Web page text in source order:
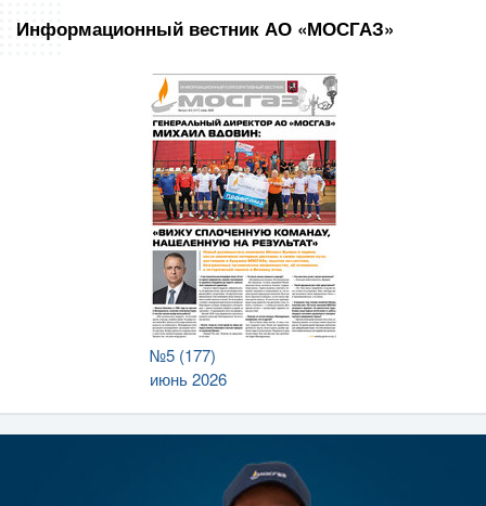
Информационный вестник АО «МОСГАЗ»
№5 (177)
июнь 2026